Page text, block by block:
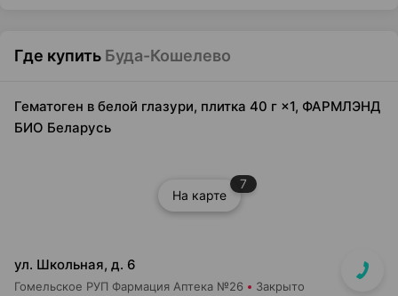
Где купить Буда-Кошелево
Гематоген в белой глазури, плитка 40 г ×1, ФАРМЛЭНД
БИО Беларусь
На карте
7
ул. Школьная, д. 6
Гомельское РУП Фармация Аптека №26 Закрыто